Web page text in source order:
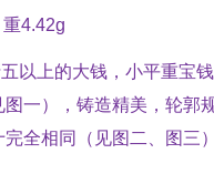
4.42g
以上的大钱，小平重宝
一），铸造精美，轮郭
全相同（见图二、图三